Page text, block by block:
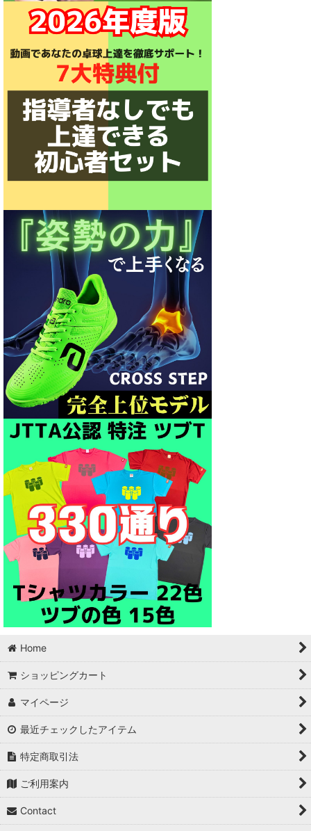
Home
ショッピングカート
マイページ
最近チェックしたアイテム
特定商取引法
ご利用案内
Contact